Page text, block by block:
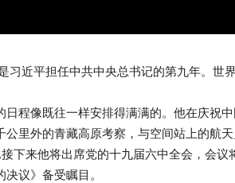
习近平担任中共中央总书记的第九年。世
日程像既往一样安排得满满的。他在庆祝
公里外的青藏高原考察，与空间站上的航
下来他将出席党的十九届六中全会，会议
决议》备受瞩目。